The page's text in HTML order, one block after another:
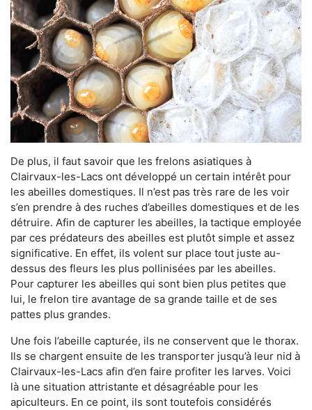
De plus, il faut savoir que les frelons asiatiques à
Clairvaux-les-Lacs ont développé un certain intérêt pour
les abeilles domestiques. Il n’est pas très rare de les voir
s’en prendre à des ruches d’abeilles domestiques et de les
détruire. Afin de capturer les abeilles, la tactique employée
par ces prédateurs des abeilles est plutôt simple et assez
significative. En effet, ils volent sur place tout juste au-
dessus des fleurs les plus pollinisées par les abeilles.
Pour capturer les abeilles qui sont bien plus petites que
lui, le frelon tire avantage de sa grande taille et de ses
pattes plus grandes.
Une fois l’abeille capturée, ils ne conservent que le thorax.
Ils se chargent ensuite de les transporter jusqu’à leur nid à
Clairvaux-les-Lacs afin d’en faire profiter les larves. Voici
là une situation attristante et désagréable pour les
apiculteurs. En ce point, ils sont toutefois considérés